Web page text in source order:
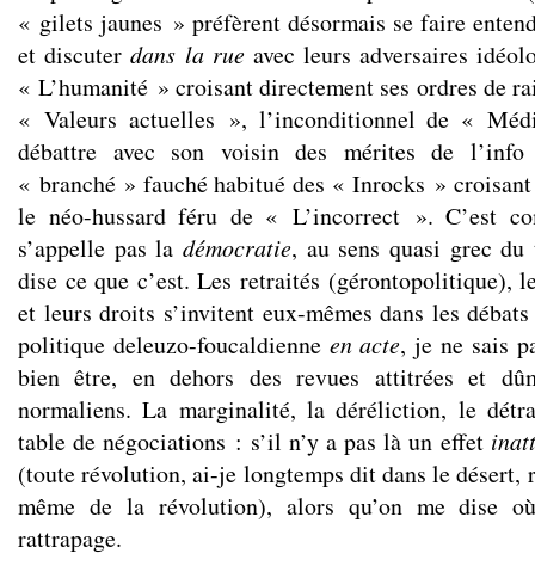
« gilets jaunes » préfèrent désormais se faire
et discuterdans la rue avec leurs adversaires
« L’humanité » croisant directement ses ordres de
« Valeurs actuelles », l’inconditionnel de «
débattre avec son voisin des mérites de
« branché » fauché habitué des « Inrocks »
le néo-hussard féru de « L’incorrect ». C’est
s’appelle pas la démocratie, au sens quasi grec du
dise ce que c’est. Les retraités (gérontopolitique),
et leurs droits s’invitent eux-mêmes dans les
politique deleuzo-foucaldienne en acte, je ne sais
bien être, en dehors des revues attitrées et
normaliens. La marginalité, la déréliction, le
table de négociations : s’il n’y a pas là un effet
(toute révolution, ai-je longtemps dit dans le désert,
même de la révolution), alors qu’on me dise
rattrapage.